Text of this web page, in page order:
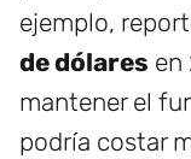
ejemplo,
de dólares en
mantener el
podría costar